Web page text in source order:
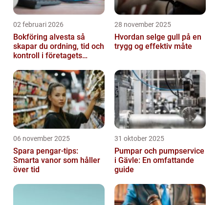
02 februari 2026
Bokföring alvesta så
skapar du ordning, tid och
kontroll i företagets
28 november 2025
Hvordan selge gull på en
trygg og effektiv måte
06 november 2025
Spara pengar-tips:
Smarta vanor som håller
över tid
31 oktober 2025
Pumpar och pumpservice
i Gävle: En omfattande
guide